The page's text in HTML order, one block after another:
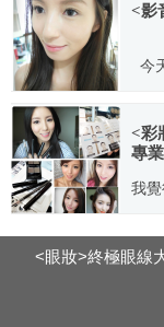
<影
今
2013.05.30
<彩
專
我
<眼妝>終極眼線